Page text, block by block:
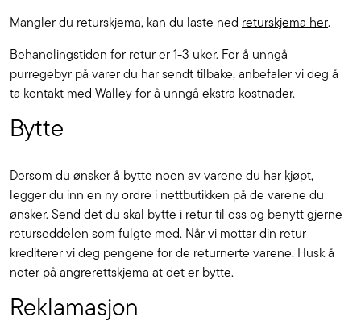
Mangler du returskjema, kan du laste ned returskjema her.
Behandlingstiden for retur er 1-3 uker. For å unngå
purregebyr på varer du har sendt tilbake, anbefaler vi deg å
ta kontakt med Walley for å unngå ekstra kostnader.
Bytte
Dersom du ønsker å bytte noen av varene du har kjøpt,
legger du inn en ny ordre i nettbutikken på de varene du
ønsker. Send det du skal bytte i retur til oss og benytt gjerne
returseddelen som fulgte med. Når vi mottar din retur
krediterer vi deg pengene for de returnerte varene. Husk å
noter på angrerettskjema at det er bytte.
Reklamasjon